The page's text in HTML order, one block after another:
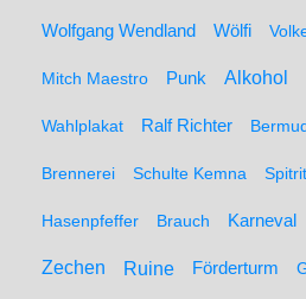
Wolfgang Wendland Wölfi
Mitch Maestro Punk Alkohol
Wahlplakat Ralf Richter
Brennerei Schulte Kemna
Hasenpfeffer Brauch Karneval
Zechen Ruine Förderturm